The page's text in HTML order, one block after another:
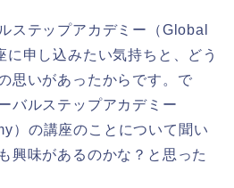
ステップアカデミー（Global
申し込みたい気持ちと、どう
思いがあったからです。で
バルステップアカデミー
）の講座のことについて聞い
興味があるのかな？と思った